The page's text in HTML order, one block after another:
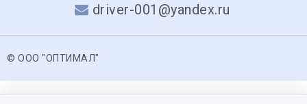
driver-001@yandex.ru
© ООО "ОПТИМАЛ"